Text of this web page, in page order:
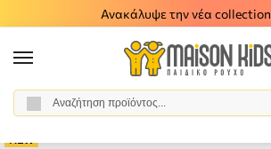
Ανακάλυψε την νέα collection
Αρχική σελίδα / Κορίτσι / Ρούχα